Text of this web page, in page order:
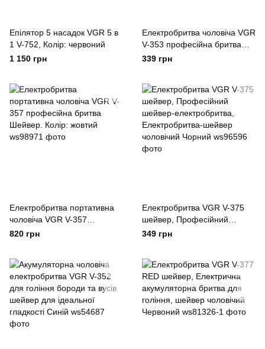
Епілятор 5 насадок VGR 5 в
1 V-752, Колір: червоний
1 150 грн
Електробритва чоловіча VGR
V-353 професійна бритва
шейвер для сухого гоління
339 грн
Електробритва портативна
чоловіча VGR V-357
професійна бритва Шейвер.
820 грн
Електробритва VGR V-375
шейвер, Професійний
шейвер-електробритва,
349 грн